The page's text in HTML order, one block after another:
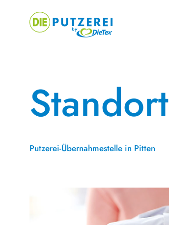
Standort
Putzerei-Übernahmestelle in Pitten